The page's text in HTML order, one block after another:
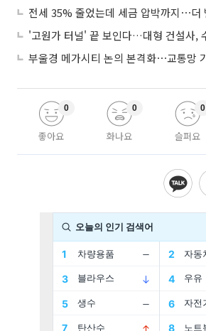
좋아요
0
화나요
0
슬퍼요
0